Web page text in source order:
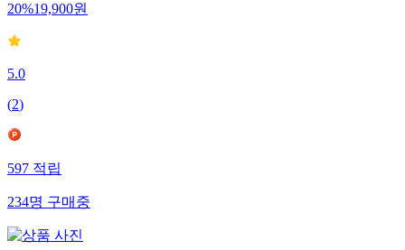
20%19,900원
5.0
(2)
597 적립
234명 구매중